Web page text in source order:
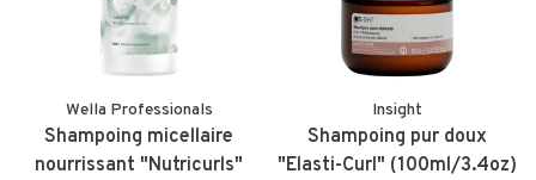
Wella Professionals
Shampoing micellaire
nourrissant "Nutricurls"
Insight
Shampoing pur doux
"Elasti-Curl" (100ml/3.4oz)